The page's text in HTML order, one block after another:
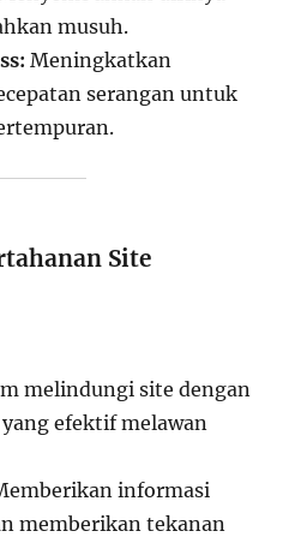
musuh.
Meningkatkan
serangan untuk
Site
melindungi site dengan
efektif melawan
informasi
memberikan tekanan